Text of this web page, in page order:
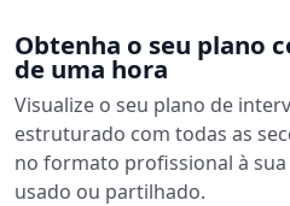
Obtenha o seu plano
de uma hora
Visualize o seu plano de
estruturado com todas as
no formato profissional à
usado ou partilhado.